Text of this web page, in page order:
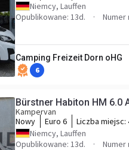
Niemcy, Lauffen
Opublikowane: 13d.
Numer
Camping Freizeit Dorn oHG
6
Bürstner Habiton HM 6.0
Kampervan
Nowy
Euro 6 Liczba miejsc:
Niemcy, Lauffen
Opublikowane: 13d.
Numer